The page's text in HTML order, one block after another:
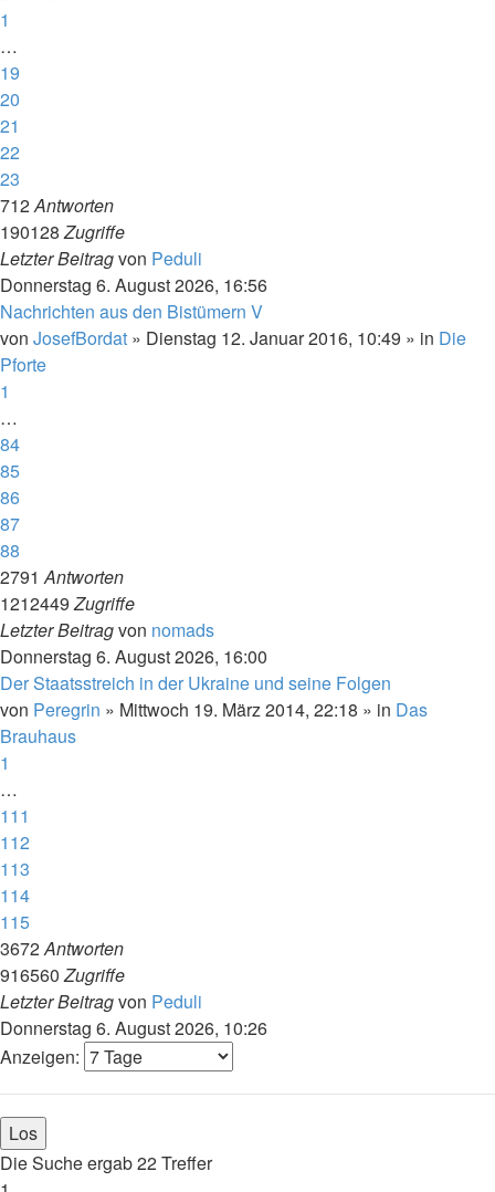
1
…
19
20
21
22
23
712Antworten
190128Zugriffe
Letzter Beitragvon Peduli
Donnerstag 6. August 2026, 16:56
Nachrichten aus den Bistümern V
von JosefBordat » Dienstag 12. Januar 2016, 10:49 » in Die
Pforte
1
…
84
85
86
87
88
2791Antworten
1212449Zugriffe
Letzter Beitragvon nomads
Donnerstag 6. August 2026, 16:00
Der Staatsstreich in der Ukraine und seine Folgen
von Peregrin » Mittwoch 19. März 2014, 22:18 » in Das
Brauhaus
1
…
111
112
113
114
115
3672Antworten
916560Zugriffe
Letzter Beitragvon Peduli
Donnerstag 6. August 2026, 10:26
Anzeigen:
Die Suche ergab 22 Treffer